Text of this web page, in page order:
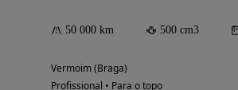
50 000 km 500 cm3
Vermoim (Braga)
Profissional • Para o topo